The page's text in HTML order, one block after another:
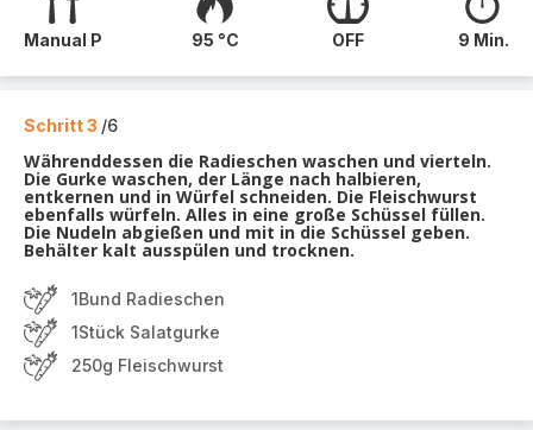
Manual P 95 °C OFF 9 Min.
Schritt 3 /6
Währenddessen die Radieschen waschen und vierteln.
Die Gurke waschen, der Länge nach halbieren,
entkernen und in Würfel schneiden. Die Fleischwurst
ebenfalls würfeln. Alles in eine große Schüssel füllen.
Die Nudeln abgießen und mit in die Schüssel geben.
Behälter kalt ausspülen und trocknen.
1Bund Radieschen
1Stück Salatgurke
250g Fleischwurst